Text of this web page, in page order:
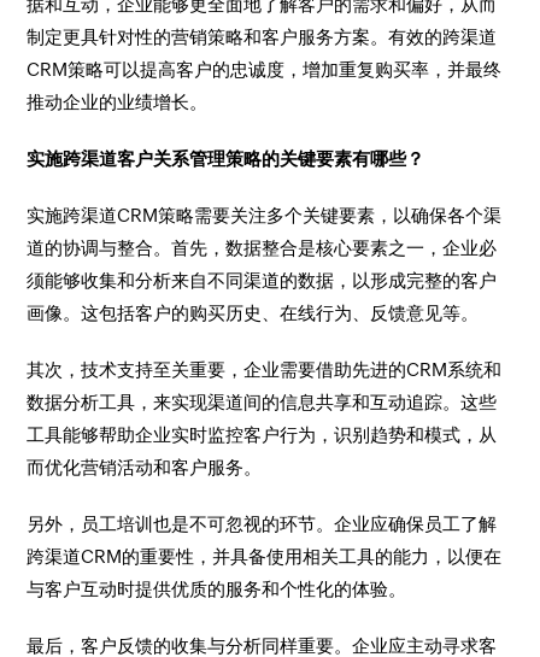
据和互动，企业能够更全面地了解客户的需求和偏好，从而
制定更具针对性的营销策略和客户服务方案。有效的跨渠道
CRM策略可以提高客户的忠诚度，增加重复购买率，并最终
推动企业的业绩增长。
实施跨渠道客户关系管理策略的关键要素有哪些？
实施跨渠道CRM策略需要关注多个关键要素，以确保各个渠
道的协调与整合。首先，数据整合是核心要素之一，企业必
须能够收集和分析来自不同渠道的数据，以形成完整的客户
画像。这包括客户的购买历史、在线行为、反馈意见等。
其次，技术支持至关重要，企业需要借助先进的CRM系统和
数据分析工具，来实现渠道间的信息共享和互动追踪。这些
工具能够帮助企业实时监控客户行为，识别趋势和模式，从
而优化营销活动和客户服务。
另外，员工培训也是不可忽视的环节。企业应确保员工了解
跨渠道CRM的重要性，并具备使用相关工具的能力，以便在
与客户互动时提供优质的服务和个性化的体验。
最后，客户反馈的收集与分析同样重要。企业应主动寻求客